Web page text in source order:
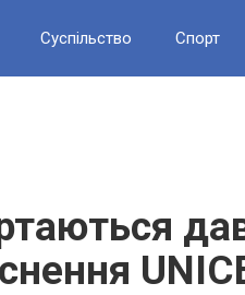
Суспільство Спорт